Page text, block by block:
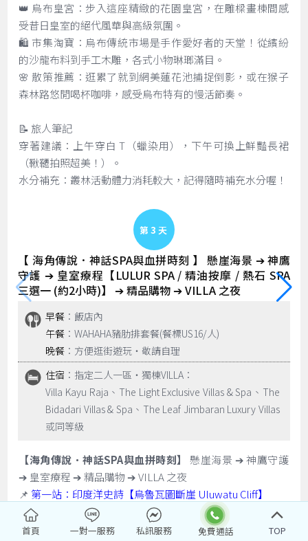
👑 烏布皇宮：步入這座精緻的花園皇宮，在雕樑畫棟間感
受昔日皇室的絕代風華與高級氛圍。
🛍️ 市集淘寶：烏布傳統市場是手作愛好者的天堂！從繽紛
的沙龍布料到手工木雕，各式小物琳瑯滿目。
🌸 散策推薦：逛累了就到網美蓮花池捕捉倒影，或在猴子
森林路悠閒喝杯咖啡，感受烏布特有的慢活節奏。
📝 旅人筆記
穿著建議：上午穿白 T（蠟染用），下午可換上鮮豔長裙
（鞦韆拍照超美！）。
水分補充：叢林活動體力消耗較大，記得隨時補充水分喔！
Day 3
【 海角傳說．神話SPA與血拼時刻 】 懸崖海景 ➔ 神鷹
守護 ➔ 皇室療程【LULUR SPA / 精油按摩 / 熱石 SPA
三選一 (約2小時)】 ➔ 精品購物 ➔ VILLA 之夜
早餐 ：飯店內
午餐 ：WAHAHA豬肋排套餐(餐標US16/人)
晚餐 ：方便逛街遊玩‧敬請自理
住宿 ：指定二人一區‧獨棟VILLA：
Villa Kayu Raja、The Light Exclusive Villas & Spa、The
Bidadari Villas & Spa、The Leaf Jimbaran Luxury Villas
或同等級
【海角傳說．神話SPA與血拼時刻】
懸崖海景 ➔ 神鷹守護
➔ 皇室療程 ➔ 精品購物 ➔ VILLA 之夜
📌 第一站：印度洋史詩【烏魯瓦圖斷崖 Uluwatu Cliff】
📍 絕佳視角：站在斷崖之巔，俯瞰浩瀚無邊的印度洋。斷
崖上是觀海的絕佳位置，典型的峇里島精緻建築與朝向大海
首頁 一對一服務 私訊服務 TOP